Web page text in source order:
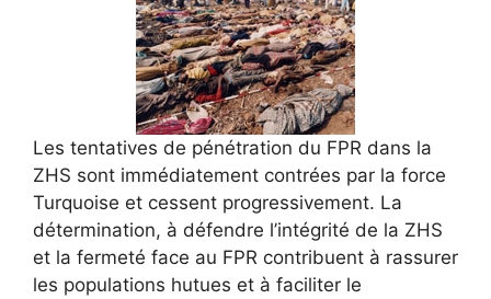
Les tentatives de pénétration du FPR dans la
ZHS sont immédiatement contrées par la force
Turquoise et cessent progressivement. La
détermination, à défendre l’intégrité de la ZHS
et la fermeté face au FPR contribuent à rassurer
les populations hutues et à faciliter le